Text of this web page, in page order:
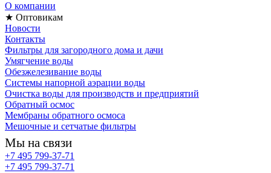
О компании
★ Оптовикам
Новости
Контакты
Фильтры для загородного дома и дачи
Умягчение воды
Обезжелезивание воды
Системы напорной аэрации воды
Очистка воды для производств и предприятий
Обратный осмос
Мембраны обратного осмоса
Мешочные и сетчатые фильтры
Мы на связи
+7 495 799-37-71
+7 495 799-37-71